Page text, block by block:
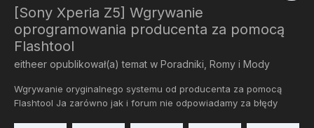
[Sony Xperia Z5] Wgrywanie
oprogramowania producenta za pomocą
Flashtool
eitheer opublikował(a) temat w Poradniki, Romy i Mody
Wgrywanie oryginalnego systemu od producenta za pomocą
Flashtool Ja zarówno jak i forum nie odpowiadamy za błędy